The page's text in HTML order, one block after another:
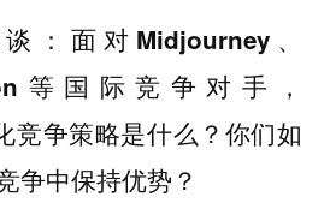
：面对Midjourney、
等国际竞争对手，
竞争策略是什么？你们如
争中保持优势？